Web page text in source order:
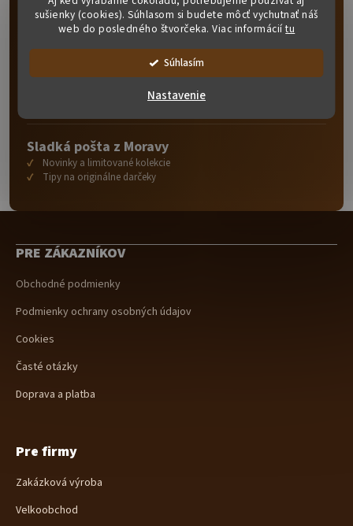
sušienky (cookies). Súhlasom si budete môcť vychutnať náš
web do posledného štvorčeka. Viac informáciítu
Súhlasím
Nastavenie
Vložením e-mailu súhlasíte sozásadami ochrany osobných
Sladká pošta z Moravy
Novinky a limitované kolekcie
Tipy na originálne darčeky
PRE ZÁKAZNÍKOV
Obchodné podmienky
Podmienky ochrany osobných údajov
Cookies
Časté otázky
Doprava a platba
Pre firmy
Zakázková výroba
Velkoobchod